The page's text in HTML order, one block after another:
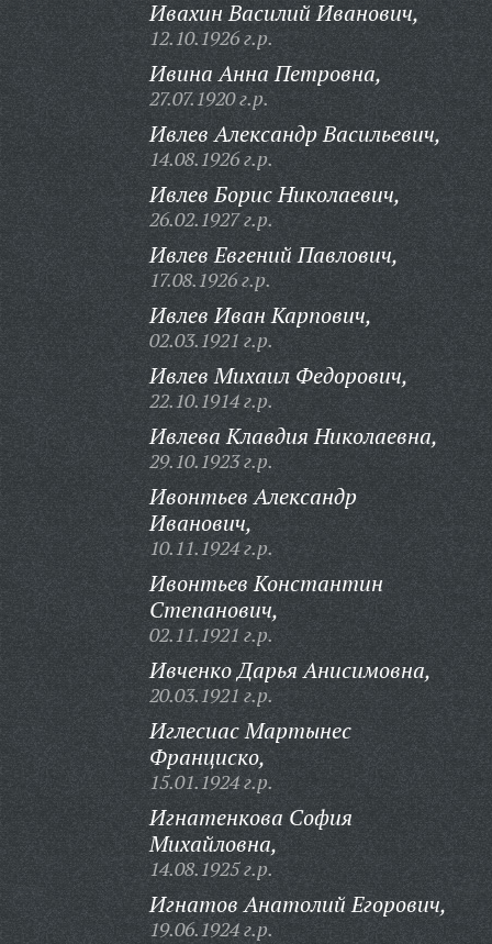
Ивахин Василий Иванович,
12.10.1926 г.р.
Ивина Анна Петровна,
27.07.1920 г.р.
Ивлев Александр Васильевич,
14.08.1926 г.р.
Ивлев Борис Николаевич,
26.02.1927 г.р.
Ивлев Евгений Павлович,
17.08.1926 г.р.
Ивлев Иван Карпович,
02.03.1921 г.р.
Ивлев Михаил Федорович,
22.10.1914 г.р.
Ивлева Клавдия Николаевна,
29.10.1923 г.р.
Ивонтьев Александр
Иванович,
10.11.1924 г.р.
Ивонтьев Константин
Степанович,
02.11.1921 г.р.
Ивченко Дарья Анисимовна,
20.03.1921 г.р.
Иглесиас Мартынес
Франциско,
15.01.1924 г.р.
Игнатенкова София
Михайловна,
14.08.1925 г.р.
Игнатов Анатолий Егорович,
19.06.1924 г.р.